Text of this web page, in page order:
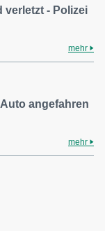
- Polizei
mehr
angefahren
mehr